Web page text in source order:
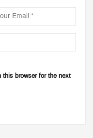
browser for the next